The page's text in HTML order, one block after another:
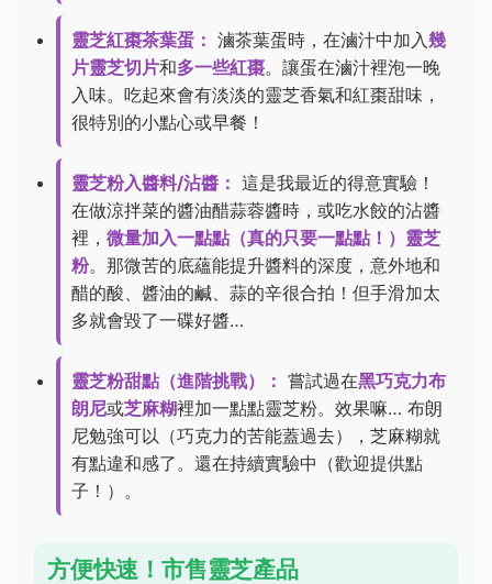
靈芝紅棗茶葉蛋： 滷茶葉蛋時，在滷汁中加入幾
片靈芝切片和多一些紅棗。讓蛋在滷汁裡泡一晚
入味。吃起來會有淡淡的靈芝香氣和紅棗甜味，
很特別的小點心或早餐！
靈芝粉入醬料/沾醬： 這是我最近的得意實驗！
在做涼拌菜的醬油醋蒜蓉醬時，或吃水餃的沾醬
裡， 微量加入一點點（真的只要一點點！）靈芝
粉。那微苦的底蘊能提升醬料的深度，意外地和
醋的酸、醬油的鹹、蒜的辛很合拍！但手滑加太
多就會毀了一碟好醬…
靈芝粉甜點（進階挑戰）： 嘗試過在黑巧克力布
朗尼或芝麻糊裡加一點點靈芝粉。效果嘛… 布朗
尼勉強可以（巧克力的苦能蓋過去），芝麻糊就
有點違和感了。還在持續實驗中（歡迎提供點
子！）。
方便快速！市售靈芝產品